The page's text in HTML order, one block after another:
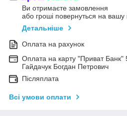
Ви отримаєте замовлення
або гроші повернуться на вашу
Детальніше
Оплата на рахунок
Оплата на карту "Приват
Гайдачук Богдан Петрович
Післяплата
Всі умови оплати